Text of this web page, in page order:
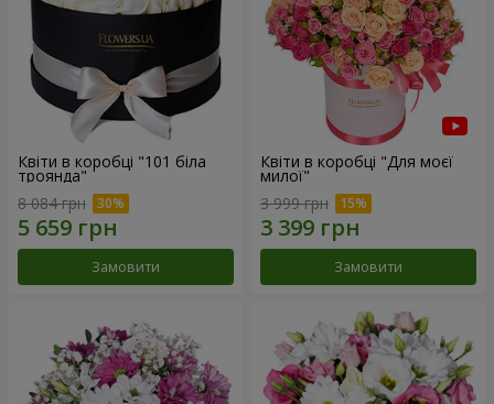
Квіти в коробці "101 біла
троянда"
8 084 грн
Замовити
Квіти в коробці "Для моєї
милої"
3 999 грн
Замовити